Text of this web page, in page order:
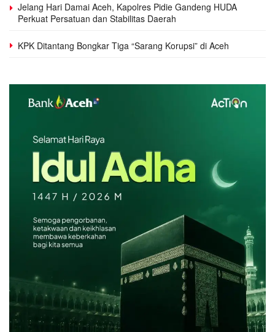
Jelang Hari Damai Aceh, Kapolres Pidie Gandeng HUDA
Perkuat Persatuan dan Stabilitas Daerah
KPK Ditantang Bongkar Tiga “Sarang Korupsi” di Aceh